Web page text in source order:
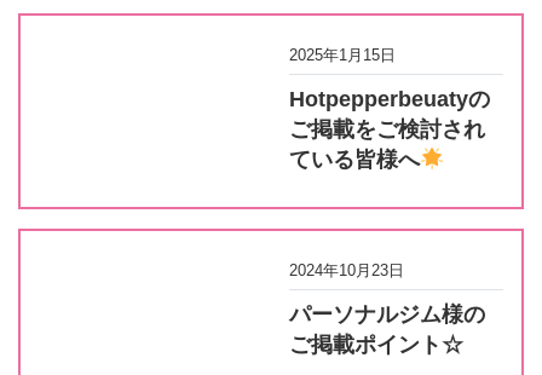
2025年1月15日
Hotpepperbeuatyの
ご掲載をご検討され
ている皆様へ
2024年10月23日
パーソナルジム様の
ご掲載ポイント☆